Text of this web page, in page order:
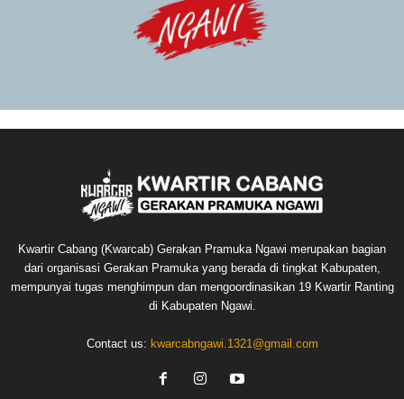
Kwartir Cabang (Kwarcab) Gerakan Pramuka Ngawi merupakan bagian
dari organisasi Gerakan Pramuka yang berada di tingkat Kabupaten,
mempunyai tugas menghimpun dan mengoordinasikan 19 Kwartir Ranting
di Kabupaten Ngawi.
Contact us: kwarcabngawi.1321@gmail.com